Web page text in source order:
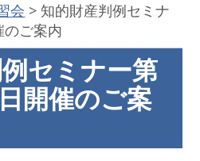
会 > 知的財産判例セミナ
のご案内
セミナー第
開催のご案